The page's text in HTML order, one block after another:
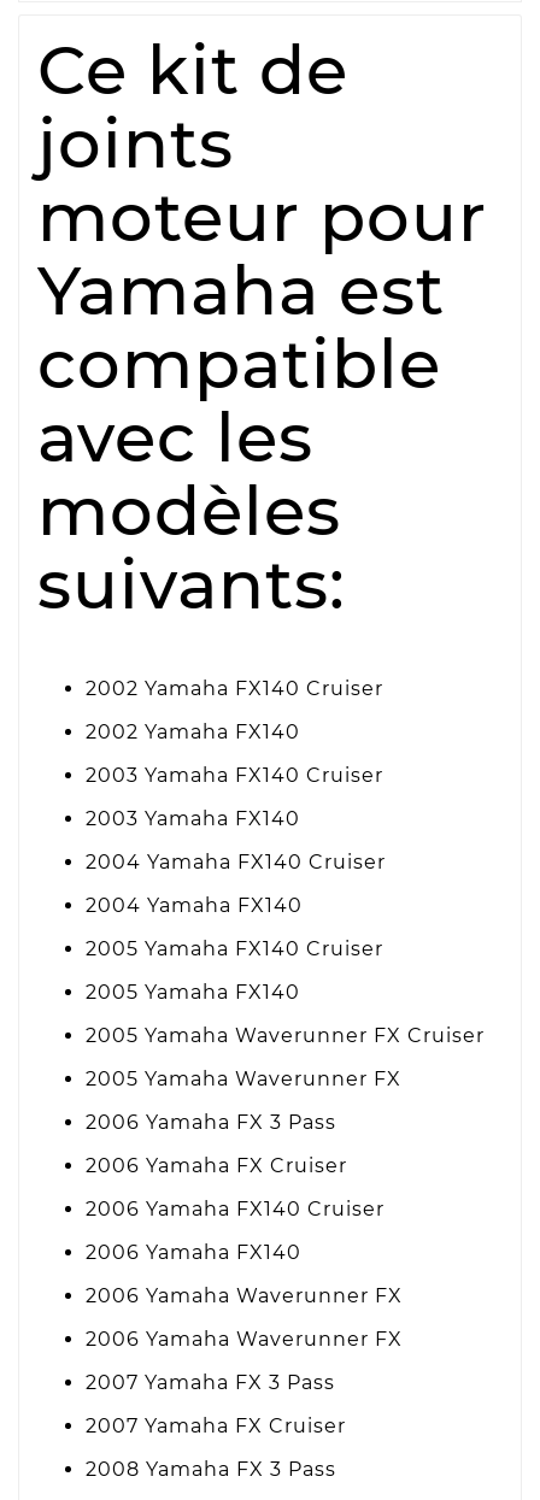
Ce kit de
joints
moteur pour
Yamaha est
compatible
avec les
modèles
suivants:
2002 Yamaha FX140 Cruiser
2002 Yamaha FX140
2003 Yamaha FX140 Cruiser
2003 Yamaha FX140
2004 Yamaha FX140 Cruiser
2004 Yamaha FX140
2005 Yamaha FX140 Cruiser
2005 Yamaha FX140
2005 Yamaha Waverunner FX Cruiser
2005 Yamaha Waverunner FX
2006 Yamaha FX 3 Pass
2006 Yamaha FX Cruiser
2006 Yamaha FX140 Cruiser
2006 Yamaha FX140
2006 Yamaha Waverunner FX
2006 Yamaha Waverunner FX
2007 Yamaha FX 3 Pass
2007 Yamaha FX Cruiser
2008 Yamaha FX 3 Pass